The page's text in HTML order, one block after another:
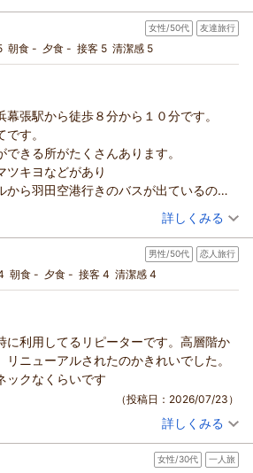
お過ごしいただける様、サービス向上
一同心よりお待ちしております。ご投
た。
(家族旅行)
なわんちゃんと一緒に旅行へGO！ペット同室
円(大人一人あたり/税込)
京ベイ幕張〉からの返信
ゾート〈東京ベイ幕張〉にご宿泊いた
うございます。
にご不便をおかけし申し訳ございませ
ましても、床の埃が残っていた点を改
いただけたとのお言葉、大変嬉しく存
非また当館をご利用くださいませ。ス
しております。
ました。
（返信日：2026/07/30）
女性/50代 友達旅行
朝食 - 夕食 - 接客 5 清潔感 5
幕張駅から徒歩８分から１０分です。
す。
きる所がたくさんあります。
ツキヨなどがあり
から羽田空港行きのバスが出ているのも
（投稿日：2026/07/24）
(友達旅行)
グル 食事なし
(大人一人あたり/税込)
ゾート〈東京ベイ幕張〉をご利用いた
います。
まざまな面でお褒めの言葉を賜り大変
う今後とも邁進してまいります。
いただきありがとうございます。
心よりお待ちしております。
詳しくみる
男性/50代 恋人旅行
朝食 - 夕食 - 接客 4 清潔感 4
に利用してるリピーターです。高層階か
ニューアルされたのかきれいでした。
ックなくらいです
（投稿日：2026/07/23）
)
詳しくみる
女性/30代 一人旅